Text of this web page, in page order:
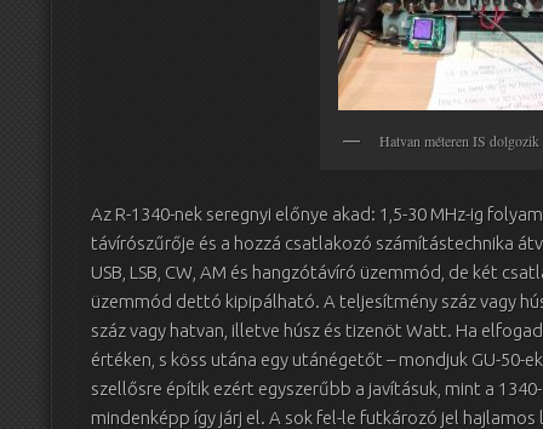
Hatvan méteren IS dolgozik
Az R-1340-nek seregnyi előnye akad: 1,5-30 MHz-ig
távírószűrője és a hozzá csatlakozó számítástechnika
USB, LSB, CW, AM és hangzótávíró üzemmód, de két
üzemmód dettó kipipálható. A teljesítmény száz vagy
száz vagy hatvan, illetve húsz és tizenöt Watt. Ha
értéken, s köss utána egy utánégetőt – mondjuk GU-50-
szellősre építik ezért egyszerűbb a javításuk, mint a
mindenképp így járj el. A sok fel-le futkározó jel